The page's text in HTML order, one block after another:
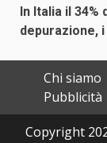
In Italia il 34%
depurazione,
Chi siamo
Pubblicità
Copyright